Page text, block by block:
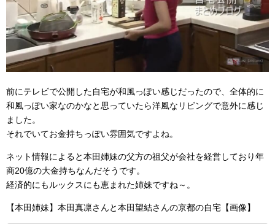
前にテレビで公開した自宅が和風っぽい感じだったので、全体的に
和風っぽい家なのかなと思っていたら洋風なリビングで意外に感じ
ました。
それでいてお金持ちっぽい雰囲気ですよね。
ネット情報によると本田姉妹の父方の祖父が会社を経営しており年
商20億の大金持ちなんだそうです。
経済的にもルックスにも恵まれた姉妹ですね～。
【本田姉妹】本田真凛さんと本田望結さんの京都の自宅【画像】